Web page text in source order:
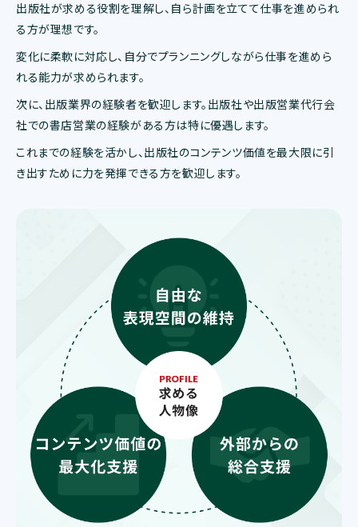
出版社が求める役割を理解し、自ら計画を立てて仕事を進められ
る方が理想です。
変化に柔軟に対応し、自分でプランニングしながら仕事を進めら
れる能力が求められます。
次に、出版業界の経験者を歓迎します。出版社や出版営業代行会
社での書店営業の経験がある方は特に優遇します。
これまでの経験を活かし、出版社のコンテンツ価値を最大限に引
き出すために力を発揮できる方を歓迎します。